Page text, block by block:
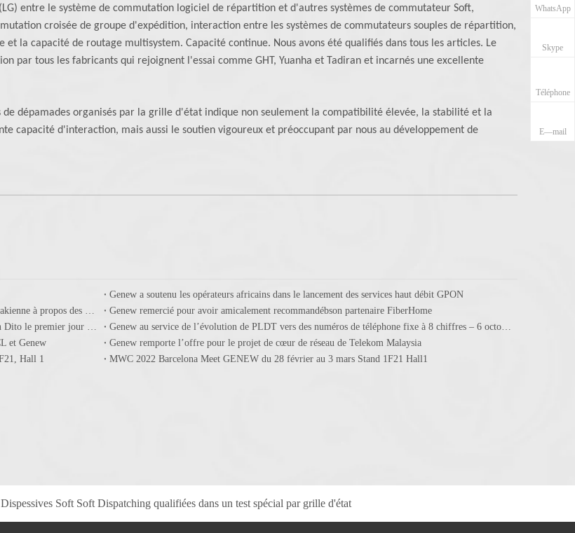
entre le système de commutation logiciel de répartition et d'autres systèmes de commutateur Soft,
croisée de groupe d'expédition, interaction entre les systèmes de commutateurs souples de répartition,
la capacité de routage multisystem. Capacité continue. Nous avons été qualifiés dans tous les articles. Le
par tous les fabricants qui rejoignent l'essai comme GHT, Yuanha et Tadiran et incarnés une excellente
dépamades organisés par la grille d'état indique non seulement la compatibilité élevée, la stabilité et la
capacité d'interaction, mais aussi le soutien vigoureux et préoccupant par nous au développement de
Genew a soutenu les opérateurs africains dans le lancement des services haut débit GPON
Genew en discussion avec la compagnie des Postes et Télécommunications irakienne à propos des projets IMS
Genew remercié pour avoir amicalement recommandébson partenaire FiberHome
Le réseau central de Genew remporte l’appel d’offre de l’opérateur philippin Dito le premier jour du Nouvel An chinois
Genew au service de l’évolution de PLDT vers des numéros de téléphone fixe à 8 chiffres – 6 octobre
et Genew
Genew remporte l’offre pour le projet de cœur de réseau de Telekom Malaysia
Hall 1
MWC 2022 Barcelona Meet GENEW du 28 février au 3 mars Stand 1F21 Hall1
Dispessives Soft Soft Dispatching qualifiées dans un test spécial par grille d'état
WhatsApp
Skype
Téléphone
E—mail